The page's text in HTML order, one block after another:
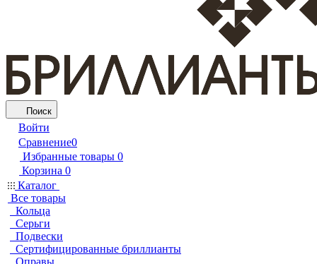
Поиск
Войти
Сравнение0
Избранные товары 0
Корзина 0
Каталог
Все товары
Кольца
Серьги
Подвески
Сертифицированные бриллианты
Оправы